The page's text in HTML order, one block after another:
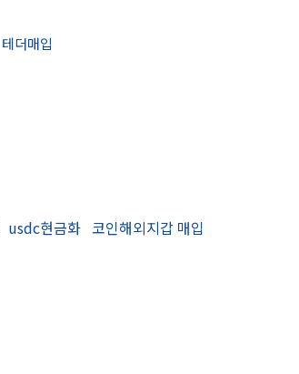
테더매입
usdc현금화 코인해외지갑 매입